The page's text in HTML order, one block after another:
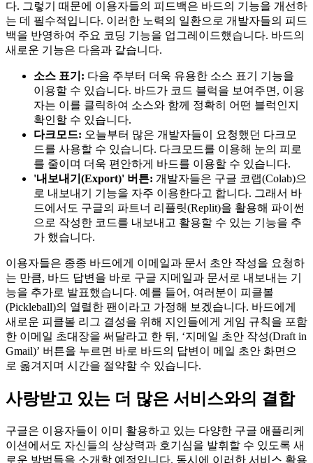
다. 그렇기 때문에 이용자들의 피드백은 바드의 기능을 개선하
는 데 필수적입니다. 이러한 노력의 일환으로 개발자들의 피드
백을 반영하여 주요 코딩 기능을 업그레이드했습니다. 바드의
새로운 기능은 다음과 같습니다.
소스 표기: 다음 주부터 더욱 유용한 소스 표기 기능을
이용할 수 있습니다. 바드가 코드 블럭을 보여주면, 이용
자는 이를 클릭하여 소스와 함께 정확히 어떤 블럭인지
확인할 수 있습니다.
다크모드: 오늘부터 많은 개발자들이 요청했던 다크모
드를 사용할 수 있습니다. 다크모드를 이용해 눈의 피로
를 줄이며 더욱 편안하게 바드를 이용할 수 있습니다.
'내보내기(Export)' 버튼: 개발자들은 구글 코랩(Colab)으
로 내보내기 기능을 자주 이용한다고 합니다. 그래서 바
드에서도 구글의 파트너 리플릿(Replit)을 활용해 파이썬
으로 작성한 코드를 내보내고 활용할 수 있는 기능을 추
가 했습니다.
이용자들은 종종 바드에게 이메일과 문서 초안 작성을 요청하
는 만큼, 바드 답변을 바로 구글 지메일과 문서로 내보내는 기
능을 추가로 발표했습니다. 예를 들어, 여러분이 피클볼
(Pickleball)의 열렬한 팬이라고 가정해 보겠습니다. 바드에게
새로운 피클볼 리그 결성을 위해 지인들에게 게임 규칙을 포함
한 이메일 초대장을 써달라고 한 뒤, ‘지메일 초안 작성(Draft in
Gmail)’ 버튼을 누르면 바로 바드의 답변이 메일 초안 화면으
로 옮겨지며 시간을 절약할 수 있습니다.
사랑받고 있는 더 많은 서비스와의 결합
구글은 이용자들이 이미 활용하고 있는 다양한 구글 애플리케
이션에서도 자신들의 상상력과 호기심을 발휘할 수 있도록 새
로운 방법들을 소개할 예정입니다. 동시에 이러한 서비스 활용